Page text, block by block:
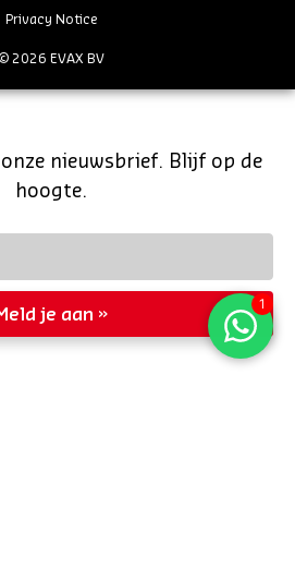
© 2026 EVAX BV
Privacy Notice
nieuwsbrief. Blijf op de
hoogte.
je aan